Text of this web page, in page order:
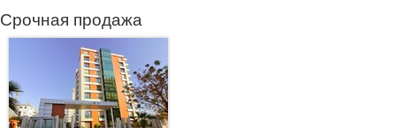
Срочная продажа